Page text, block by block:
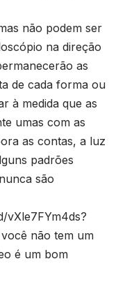
não podem ser
na direção
as
de cada forma ou
à medida que as
umas com as
as contas, a luz
padrões
são
vXle7FYm4ds?
não tem um
é um bom